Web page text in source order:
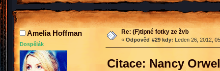
Amelia Hoffman
Dospělák
Re: (F)tipné fotky ze žvb
« Odpověď #29 kdy: Leden 26, 2012,
Citace: Nancy